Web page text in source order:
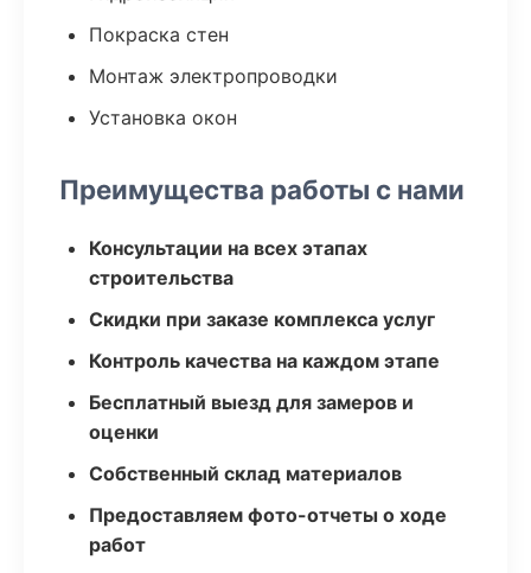
Покраска стен
Монтаж электропроводки
Установка окон
Преимущества работы с нами
Консультации на всех этапах
строительства
Скидки при заказе комплекса услуг
Контроль качества на каждом этапе
Бесплатный выезд для замеров и
оценки
Собственный склад материалов
Предоставляем фото-отчеты о ходе
работ